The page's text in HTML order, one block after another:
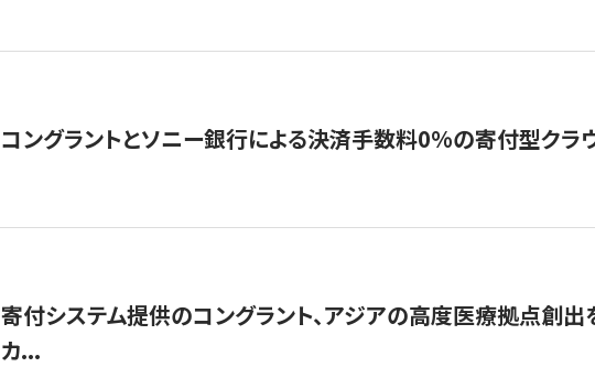
コングラントとソニー銀行による決済手数料0%の寄付型クラ
寄付システム提供のコングラント、アジアの高度医療拠点創出
カ...